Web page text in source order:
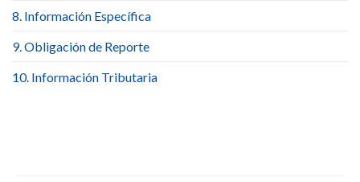
8. Información Específica
9. Obligación de Reporte
10. Información Tributaria